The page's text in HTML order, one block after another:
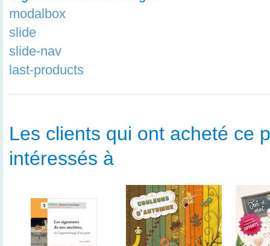
modalbox
slide
slide-nav
last-products
Les clients qui ont acheté ce
intéressés à